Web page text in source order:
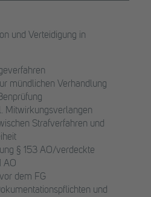
und Verteidigung in
mündlichen Verhandlung
Mitwirkungsverlangen
Strafverfahren und
§ 153 AO/verdeckte
AO
dem FG
und